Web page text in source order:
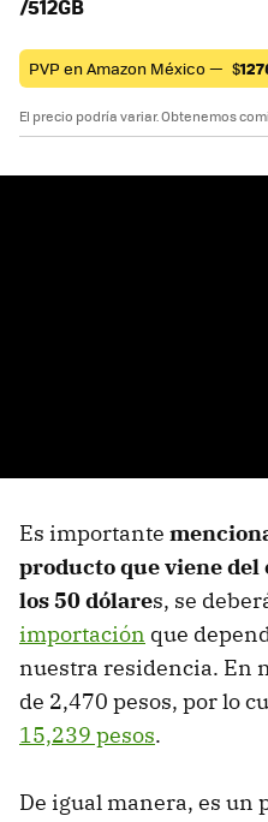
PVP en Amazon México — $
El precio podría variar. Obtenemos
Es importante
producto que viene
los 50 dólares, se
importación que
nuestra residencia. En
de 2,470 pesos, por lo
15,239 pesos.
De igual manera, es un